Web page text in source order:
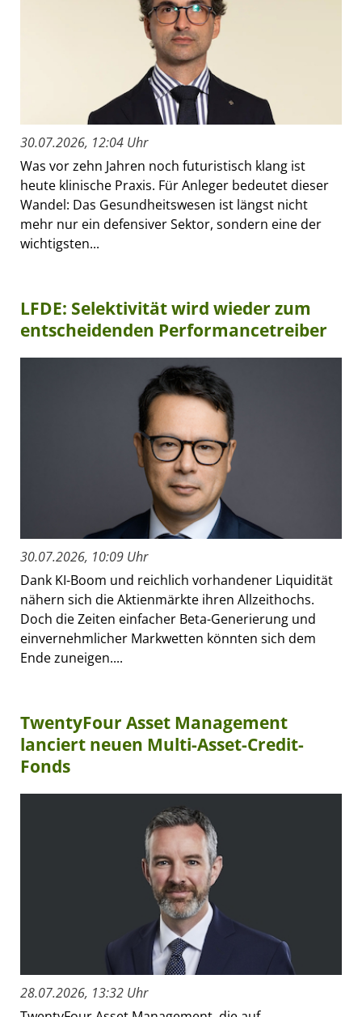
30.07.2026, 12:04 Uhr
Was vor zehn Jahren noch futuristisch klang ist
heute klinische Praxis. Für Anleger bedeutet dieser
Wandel: Das Gesundheitswesen ist längst nicht
mehr nur ein defensiver Sektor, sondern eine der
wichtigsten...
LFDE: Selektivität wird wieder zum
entscheidenden Performancetreiber
30.07.2026, 10:09 Uhr
Dank KI-Boom und reichlich vorhandener Liquidität
nähern sich die Aktienmärkte ihren Allzeithochs.
Doch die Zeiten einfacher Beta-Generierung und
einvernehmlicher Markwetten könnten sich dem
Ende zuneigen....
TwentyFour Asset Management
lanciert neuen Multi-Asset-Credit-
Fonds
28.07.2026, 13:32 Uhr